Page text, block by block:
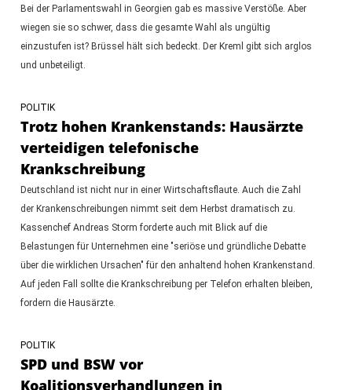
Bei der Parlamentswahl in Georgien gab es massive Verstöße. Aber
wiegen sie so schwer, dass die gesamte Wahl als ungültig
einzustufen ist? Brüssel hält sich bedeckt. Der Kreml gibt sich arglos
und unbeteiligt.
POLITIK
Trotz hohen Krankenstands: Hausärzte
verteidigen telefonische
Krankschreibung
Deutschland ist nicht nur in einer Wirtschaftsflaute. Auch die Zahl
der Krankenschreibungen nimmt seit dem Herbst dramatisch zu.
Kassenchef Andreas Storm forderte auch mit Blick auf die
Belastungen für Unternehmen eine "seriöse und gründliche Debatte
über die wirklichen Ursachen" für den anhaltend hohen Krankenstand.
Auf jeden Fall sollte die Krankschreibung per Telefon erhalten bleiben,
fordern die Hausärzte.
POLITIK
SPD und BSW vor
Koalitionsverhandlungen in